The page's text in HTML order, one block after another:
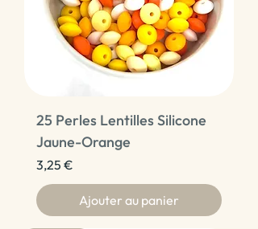
25 Perles Lentilles Silicone
Jaune-Orange
Prix
3,25 €
Ajouter au panier